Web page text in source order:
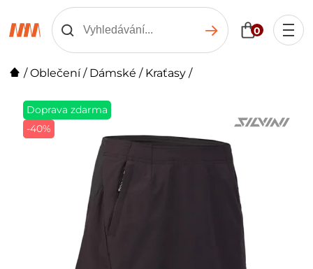
0
/Oblečení/ Dámské / Kraťasy /
Doprava zdarma
-40%